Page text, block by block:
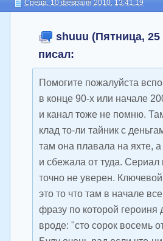
Среда, 10 февраля 2010, 13:41:19
shuuu (Пятница, 25
писал:
Помогите пожалуйста
в конце 90-х или начале
и канал тоже не помню.
клад то-ли тайник с
там она плавала на яхте,
и сбежала от туда.
точно не уверен.
это то что там в начале
фразу по которой героиня
вроде: "сто сорок восемь